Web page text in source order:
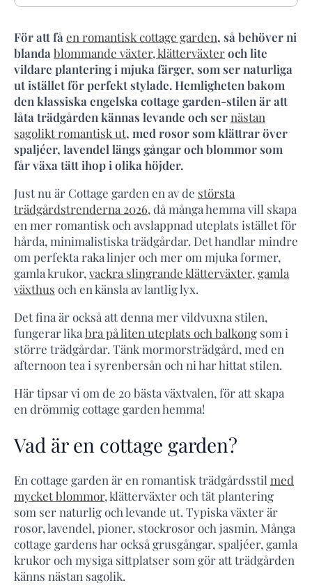
För att få en romantisk cottage garden, så behöver ni
blanda blommande växter, klätterväxteroch lite
vildare plantering i mjuka färger, som ser naturliga
ut istället för perfekt stylade. Hemligheten bakom
den klassiska engelska cottage garden-stilen är att
låta trädgården kännas levande och sernästan
sagolikt romantisk ut, med rosor som klättrar över
spaljéer, lavendel längs gångar och blommor som
får växa tätt ihop i olika höjder.
Just nu är Cottage garden en av de största
trädgårdstrenderna 2026, då många hemma vill skapa
en mer romantisk och avslappnad uteplats istället för
hårda, minimalistiska trädgårdar. Det handlar mindre
om perfekta raka linjer och mer om mjuka former,
gamla krukor, vackra slingrande klätterväxter, gamla
växthus och en känsla av lantlig lyx.
Det fina är också att denna mer vildvuxna stilen,
fungerar lika bra på liten uteplats och balkong som i
större trädgårdar. Tänk mormorsträdgård, med en
afternoon tea i syrenbersån och ni har hittat stilen.
Här tipsar vi om de 20 bästa växtvalen, för att skapa
en drömmig cottage garden hemma!
Vad är en cottage garden?
En cottage garden är en romantisk trädgårdsstil med
mycket blommor, klätterväxter och tät plantering
som ser naturlig och levande ut. Typiska växter är
rosor, lavendel, pioner, stockrosor och jasmin. Många
cottage gardens har också grusgångar, spaljéer, gamla
krukor och mysiga sittplatser som gör att trädgården
känns nästan sagolik.